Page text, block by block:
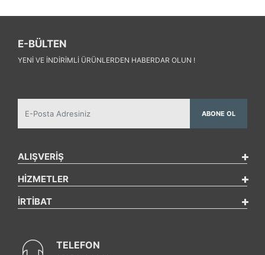
E-BÜLTEN
YENI VE INDIRIMLI ÜRÜNLERDEN HABERDAR OLUN !
ABONE OL
ALIŞVERİŞ
HİZMETLER
İRTİBAT
TELEFON